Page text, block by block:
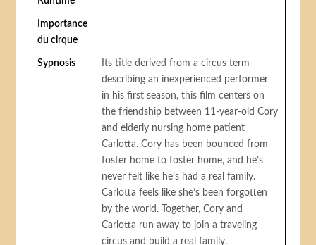
Importance
du cirque
Sypnosis
Its title derived from a circus term
describing an inexperienced performer
in his first season, this film centers on
the friendship between 11-year-old Cory
and elderly nursing home patient
Carlotta. Cory has been bounced from
foster home to foster home, and he’s
never felt like he’s had a real family.
Carlotta feels like she’s been forgotten
by the world. Together, Cory and
Carlotta run away to join a traveling
circus and build a real family.